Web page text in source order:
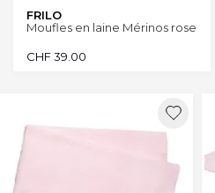
FRILO
Moufles en laine Mérinos rose
CHF39.00